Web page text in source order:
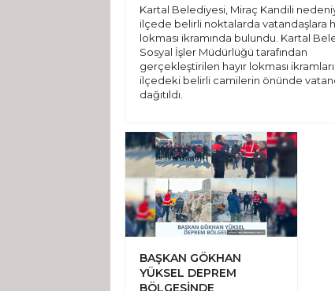
Kartal Belediyesi, Miraç Kandili
ilçede belirli noktalarda vatandaşlara
lokması ikramında bulundu. Kartal
Sosyal İşler Müdürlüğü tarafından
gerçekleştirilen hayır lokması
ilçedeki belirli camilerin önünde
dağıtıldı.
BAŞKAN GÖKHAN
YÜKSEL DEPREM
BÖLGESİNDE